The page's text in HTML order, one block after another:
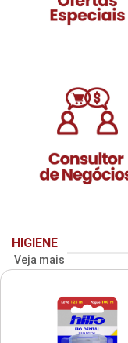
HIGIENE
Veja mais